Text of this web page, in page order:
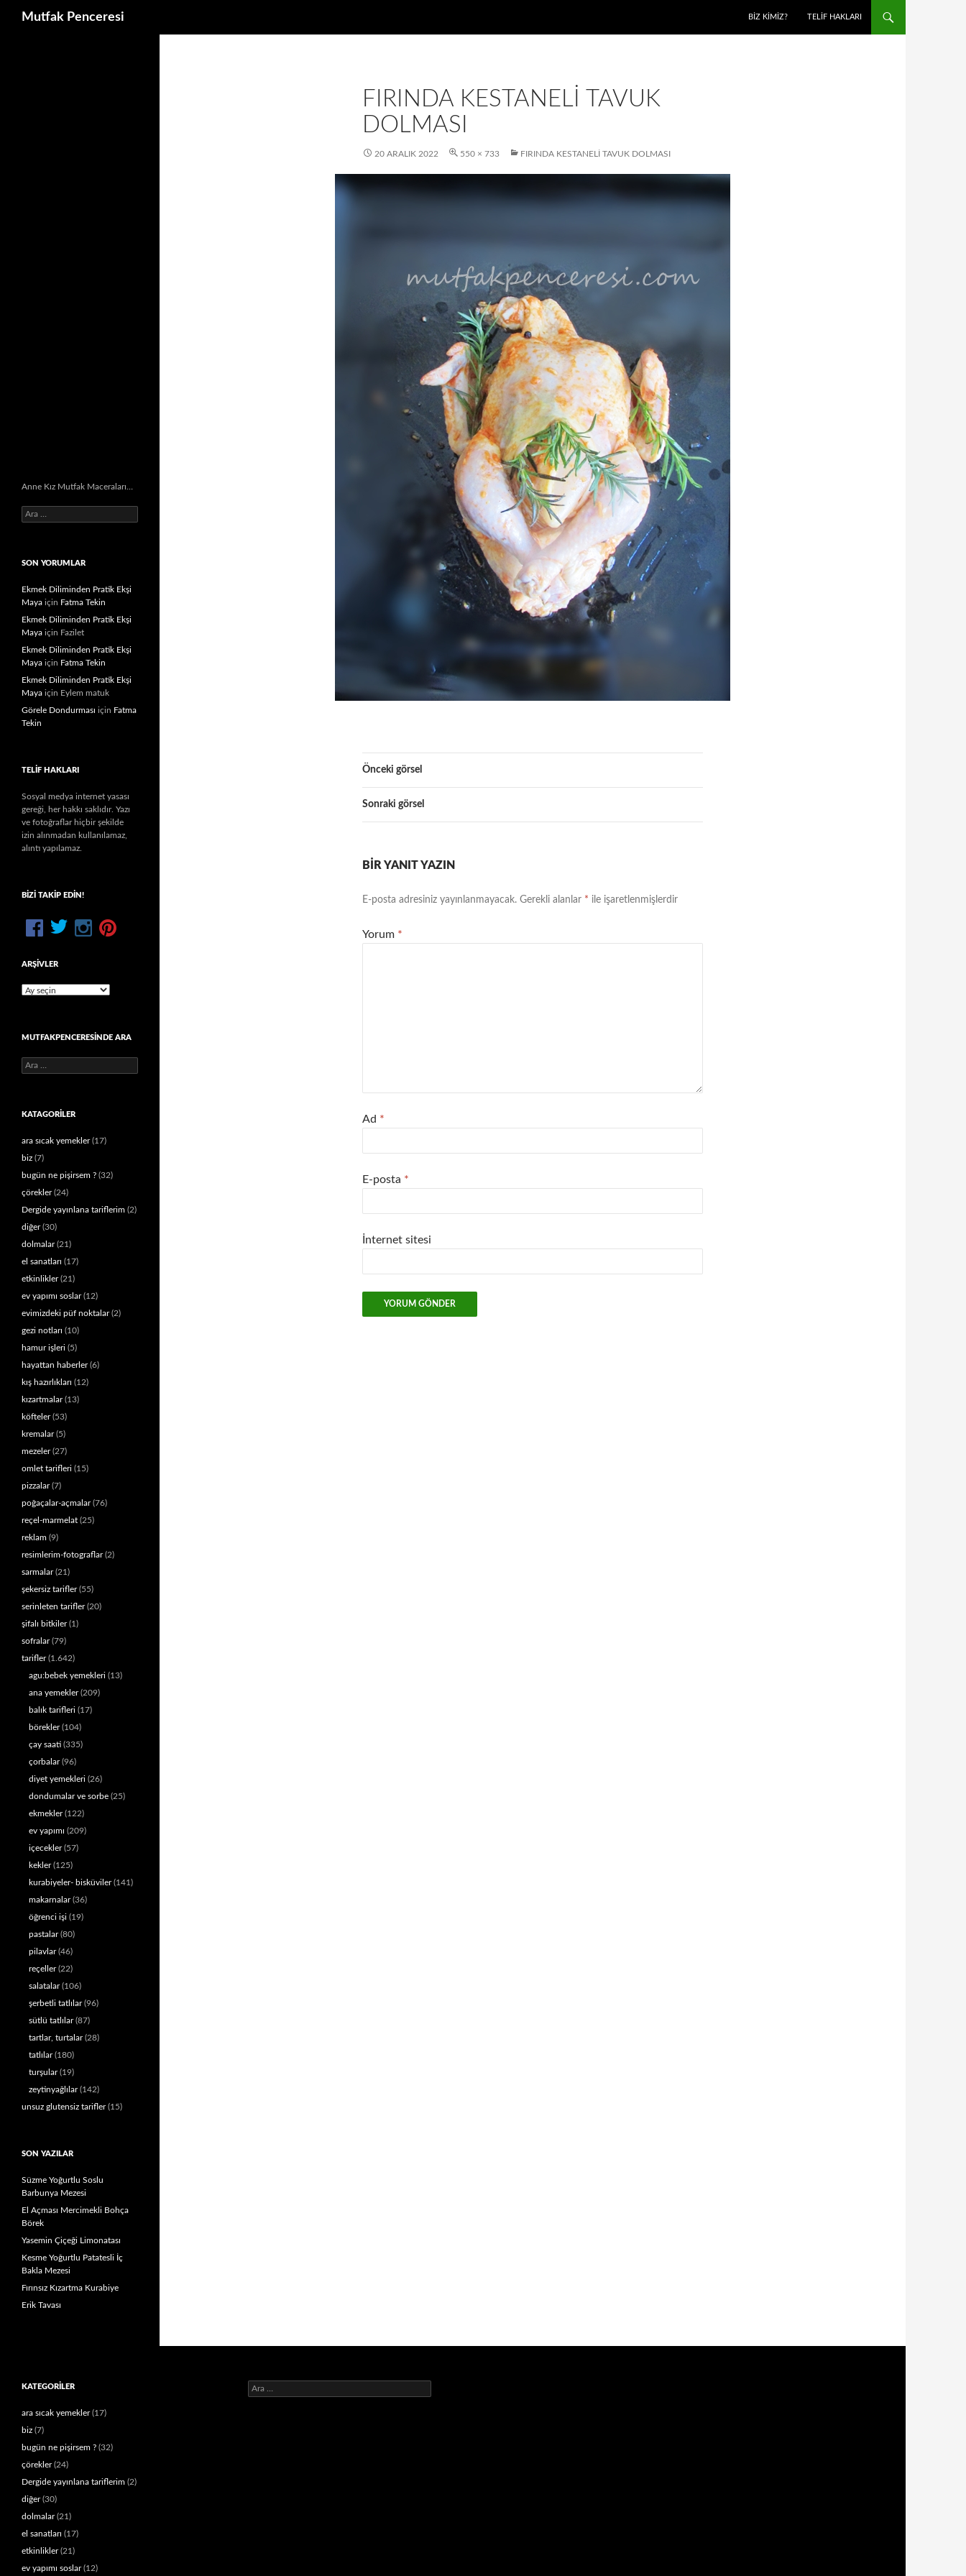
Mutfak Penceresi BIZ KIMIZ? TELIF HAKLARI
FIRINDA KESTANELI TAVUK
DOLMASI
20 ARALIK 2022 550 × 733 FIRINDA KESTANELI TAVUK DOLMASI
Önceki görsel
Sonraki görsel
BIR YANIT YAZIN
E-posta adresiniz yayınlanmayacak. Gerekli alanlar * ile işaretlenmişlerdir
Yorum *
Ad *
E-posta *
İnternet sitesi
Anne Kız Mutfak Maceraları…
Arama:
SON YORUMLAR
Ekmek Diliminden Pratik Ekşi
Maya için Fatma Tekin
Ekmek Diliminden Pratik Ekşi
Maya için Fazilet
Ekmek Diliminden Pratik Ekşi
Maya için Fatma Tekin
Ekmek Diliminden Pratik Ekşi
Maya için Eylem matuk
Görele Dondurması için Fatma
Tekin
TELIF HAKLARI
Sosyal medya internet yasası
gereği, her hakkı saklıdır. Yazı
ve fotoğraflar hiçbir şekilde
izin alınmadan kullanılamaz,
alıntı yapılamaz.
BIZI TAKIP EDIN!
ARŞIVLER
Arşivler
MUTFAKPENCERESINDE ARA
Arama:
KATAGORILER
ara sıcak yemekler(17)
biz (7)
bugün ne pişirsem ? (32)
çörekler(24)
Dergide yayınlana tariflerim (2)
diğer(30)
dolmalar(21)
el sanatları (17)
etkinlikler(21)
ev yapımı soslar(12)
evimizdeki püf noktalar(2)
gezi notları (10)
hamur işleri (5)
hayattan haberler(6)
kış hazırlıkları (12)
kızartmalar(13)
köfteler(53)
kremalar(5)
mezeler(27)
omlet tarifleri (15)
pizzalar(7)
poğaçalar-açmalar(76)
reçel-marmelat (25)
reklam (9)
resimlerim-fotograflar(2)
sarmalar(21)
şekersiz tarifler(55)
serinleten tarifler(20)
şifalı bitkiler(1)
sofralar(79)
tarifler(1.642)
agu:bebek yemekleri (13)
ana yemekler(209)
balık tarifleri (17)
börekler(104)
çay saati (335)
çorbalar(96)
diyet yemekleri (26)
dondumalar ve sorbe (25)
ekmekler(122)
ev yapımı (209)
içecekler(57)
kekler(125)
kurabiyeler- bisküviler(141)
makarnalar(36)
öğrenci işi (19)
pastalar(80)
pilavlar(46)
reçeller(22)
salatalar(106)
şerbetli tatlılar(96)
sütlü tatlılar(87)
tartlar, turtalar(28)
tatlılar(180)
turşular(19)
zeytinyağlılar(142)
unsuz glutensiz tarifler(15)
SON YAZILAR
Süzme Yoğurtlu Soslu
Barbunya Mezesi
El Açması Mercimekli Bohça
Börek
Yasemin Çiçeği Limonatası
Kesme Yoğurtlu Patatesli İç
Bakla Mezesi
Fırınsız Kızartma Kurabiye
Erik Tavası
KATEGORILER
ara sıcak yemekler(17)
biz (7)
bugün ne pişirsem ? (32)
çörekler(24)
Dergide yayınlana tariflerim (2)
diğer(30)
dolmalar(21)
el sanatları (17)
etkinlikler(21)
ev yapımı soslar(12)
Arama: